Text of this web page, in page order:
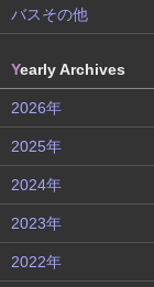
バスその他
Yearly Archives
2026年
2025年
2024年
2023年
2022年